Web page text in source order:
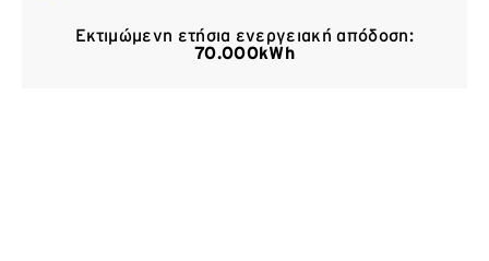
Εκτιμώμενη ετήσια ενεργειακή απόδοση:
70.000kWh